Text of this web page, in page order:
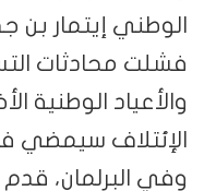
الوطني إيتمار بن
فشلت محادثات
والأعياد الوطنية
الإئتلاف سيمضي
وفي البرلمان، قدم